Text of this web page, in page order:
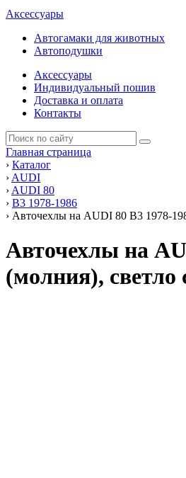
Аксессуары
Автогамаки для животных
Автоподушки
Аксессуары
Индивидуальный пошив
Доставка и оплата
Контакты
Главная страница
› Каталог
› AUDI
› AUDI 80
› В3 1978-1986
› Авточехлы на AUDI 80 В3 1978-
Авточехлы на
(молния),